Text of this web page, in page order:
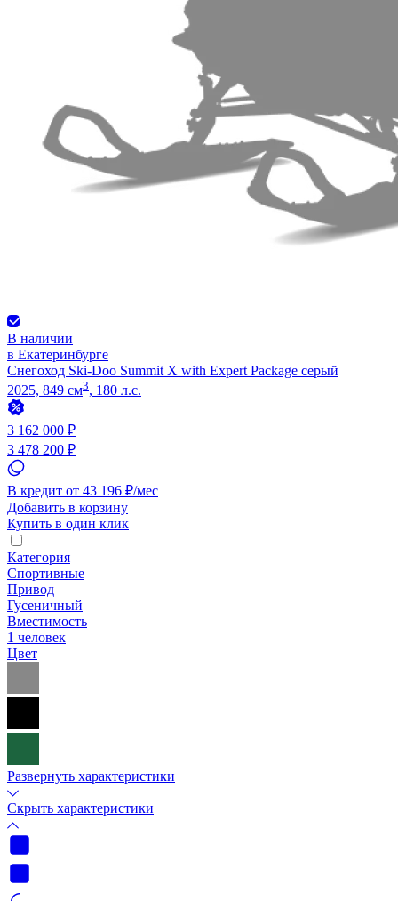
В наличии
в Екатеринбурге
Снегоход Ski-Doo Summit X with Expert Package серый
2025, 849 см3, 180 л.с.
3 162 000 ₽
3 478 200 ₽
В кредит от 43 196 ₽/мес
Добавить в корзину
Купить в один клик
Категория
Спортивные
Привод
Гусеничный
Вместимость
1 человек
Цвет
Развернуть характеристики
Скрыть характеристики